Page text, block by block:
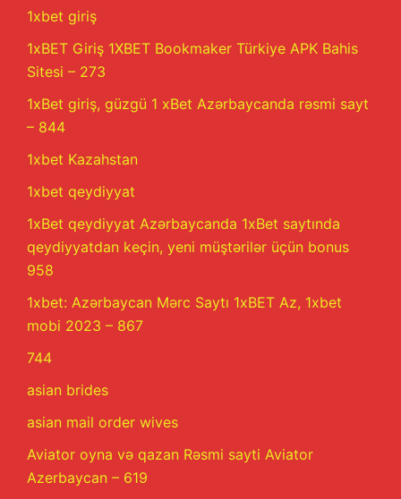
1xbet giriş
1xBET Giriş 1XBET Bookmaker Türkiye APK Bahis
Sitesi – 273
1xBet giriş, güzgü 1 xBet Azərbaycanda rəsmi sayt
– 844
1xbet Kazahstan
1xbet qeydiyyat
1xBet qeydiyyat Azərbaycanda 1xBet saytında
qeydiyyatdan keçin, yeni müştərilər üçün bonus
958
1xbet: Azərbaycan Mərc Saytı 1xBET Az, 1xbet
mobi 2023 – 867
744
asian brides
asian mail order wives
Aviator oyna və qazan Rəsmi sayti Aviator
Azerbaycan – 619